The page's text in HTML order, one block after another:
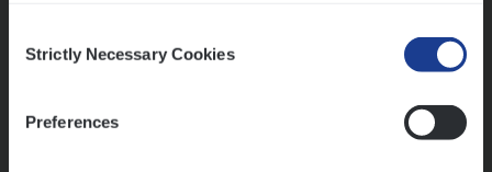
Selection
Strictly Necessary Cookies
Preferences
Meer dan collega’s: hoe Julie en Aurélie elkaar
Mathias houdt van diepgaande dossiers én droge